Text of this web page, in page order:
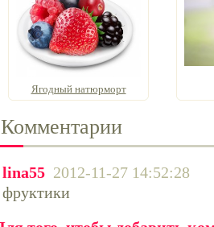
Ягодный натюрморт
Комментарии
lina55 2012-11-27 14:52:28
фруктики